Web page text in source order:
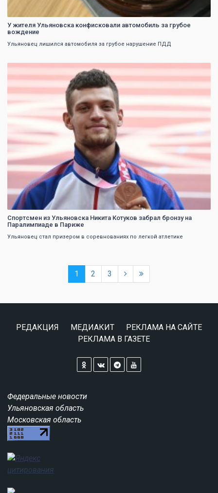
У жителя Ульяновска конфисковали автомобиль за грубое
вождение
Ульяновец лишился автомобиля за грубое нарушение ПДД
Спортсмен из Ульяновска Никита Котуков забрал бронзу на
Паралимпиаде в Париже
Ульяновец стал призером в соревнованиях по легкой атлетике
1 2 3
РЕДАКЦИЯ МЕДИАКИТ
РЕКЛАМА НА САЙТЕ
РЕКЛАМА В ГАЗЕТЕ
Федеральные новости
Ульяновская область
Московская область